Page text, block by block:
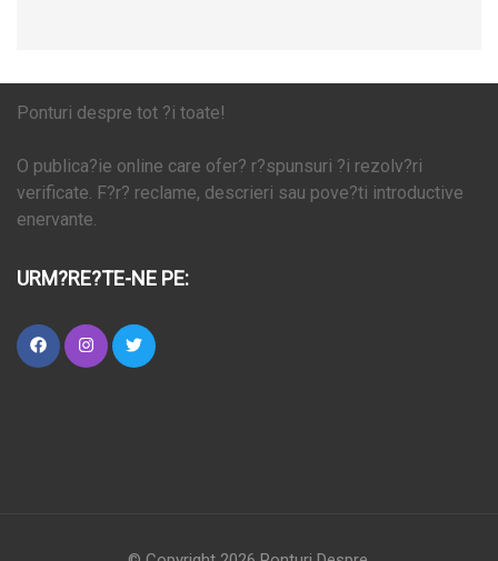
Ponturi despre tot ?i toate!
O publica?ie online care ofer? r?spunsuri ?i rezolv?ri
verificate. F?r? reclame, descrieri sau pove?ti introductive
enervante.
URM?RE?TE-NE PE: